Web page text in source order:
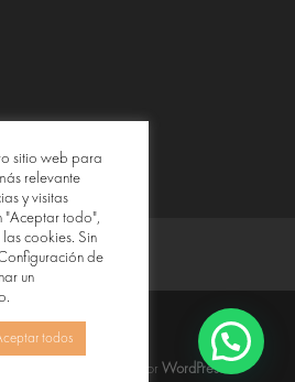
| Desarrollado porWordPress
sitio web para
relevante
y visitas
"Aceptar todo",
cookies. Sin
de
un
todos